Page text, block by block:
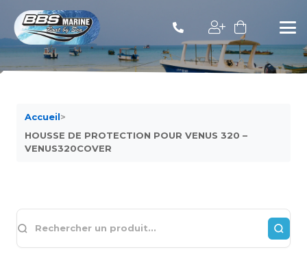
Accueil>
HOUSSE DE PROTECTION POUR VENUS 320 –
VENUS320COVER